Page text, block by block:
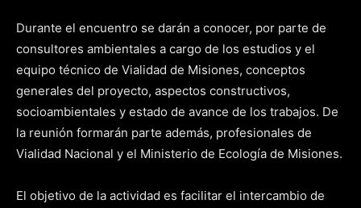
Durante el encuentro se darán a conocer, por parte de
consultores ambientales a cargo de los estudios y el
equipo técnico de Vialidad de Misiones, conceptos
generales del proyecto, aspectos constructivos,
socioambientales y estado de avance de los trabajos. De
la reunión formarán parte además, profesionales de
Vialidad Nacional y el Ministerio de Ecología de Misiones.
El objetivo de la actividad es facilitar el intercambio de